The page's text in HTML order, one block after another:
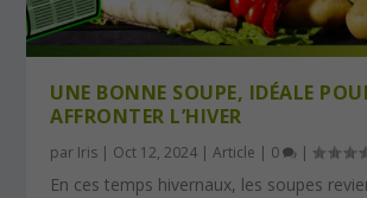
UNE BONNE SOUPE, IDÉALE
AFFRONTER L’HIVER
par Iris | Oct 12, 2024 |Article | 0 |
En ces temps hivernaux, les soupes